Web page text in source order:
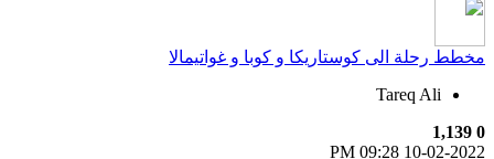
مخطط رحلة الى كوستاريكا و كوبا و غواتيمالا
Tareq Ali
0
1,139
10-02-2022
09:28 PM